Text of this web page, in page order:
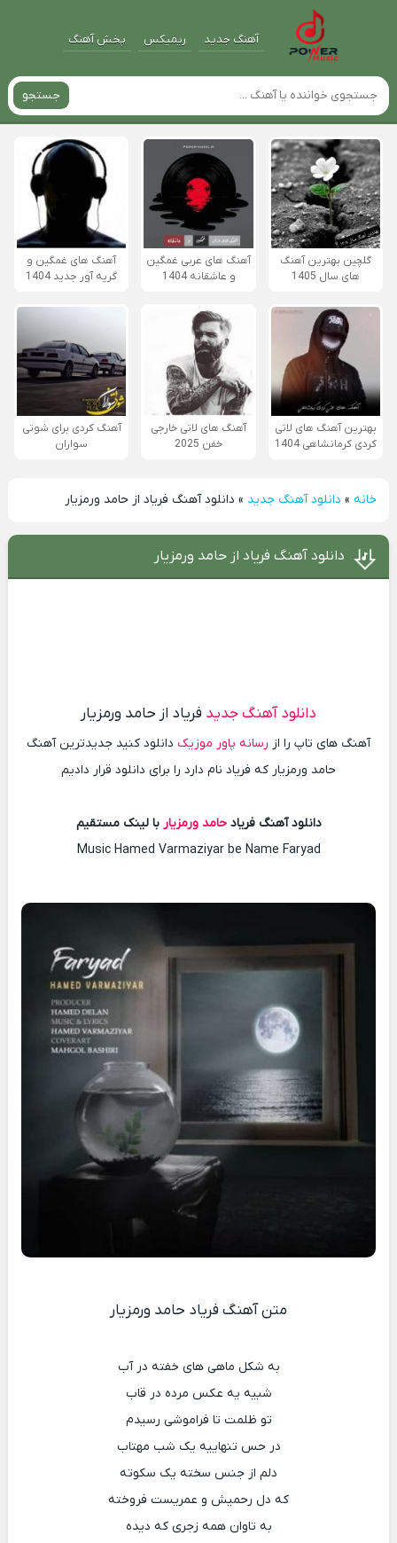
آهنگ جدید ریمیکس پخش آهنگ
جستجو
گلچین بهترین آهنگ
های سال 1405
آهنگ های عربی غمگین
و عاشقانه 1404
آهنگ های غمگین و
گریه آور جدید 1404
بهترین آهنگ های لاتی
کردی کرمانشاهی 1404
آهنگ های لاتی خارجی
خفن 2025
آهنگ کردی برای شوتی
سواران
خانه» دانلود آهنگ جدید » دانلود آهنگ فریاد از حامد ورمزیار
دانلود آهنگ فریاد از حامد ورمزیار
دانلود آهنگ جدید فریاد از حامد ورمزیار
آهنگ های تاپ را از رسانه پاور موزیک دانلود کنید جدیدترین آهنگ
حامد ورمزیار که فریاد نام دارد را برای دانلود قرار دادیم
دانلود آهنگ فریادحامد ورمزیار با لینک مستقیم
Music Hamed Varmaziyar be Name Faryad
متن آهنگ فریاد حامد ورمزیار
به شکل ماهى هاى خفته در آب
شبیه یه عکس مرده در قاب
تو ظلمت تا فراموشى رسیدم
در حس تنهاییه یک شب مهتاب
دلم از جنس سخته یک سکوته
که دل رحمیش و عمریست فروخته
به تاوان همه زجری که دیده